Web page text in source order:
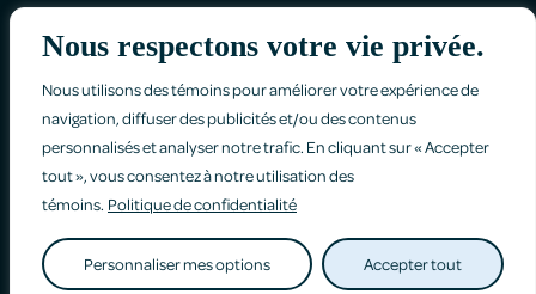
Nous respectons votre vie privée.
Nous utilisons des témoins pour améliorer votre expérience de
navigation, diffuser des publicités et/ou des contenus
personnalisés et analyser notre trafic. En cliquant sur « Accepter
tout », vous consentez à notre utilisation des
témoins. Politique de confidentialité
Personnaliser mes options Accepter tout
Politique de confidentialité
Faites-nous part de vos commentaires